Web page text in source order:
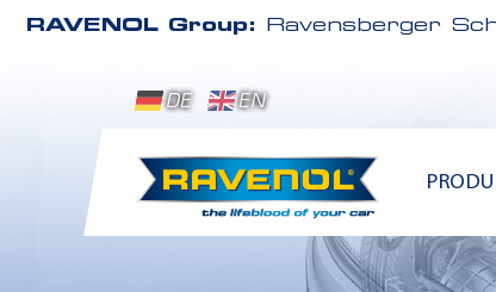
RAVENOL Group: Ravensberger
DE EN